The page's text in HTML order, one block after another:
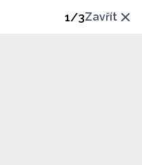
1/3Zavřít